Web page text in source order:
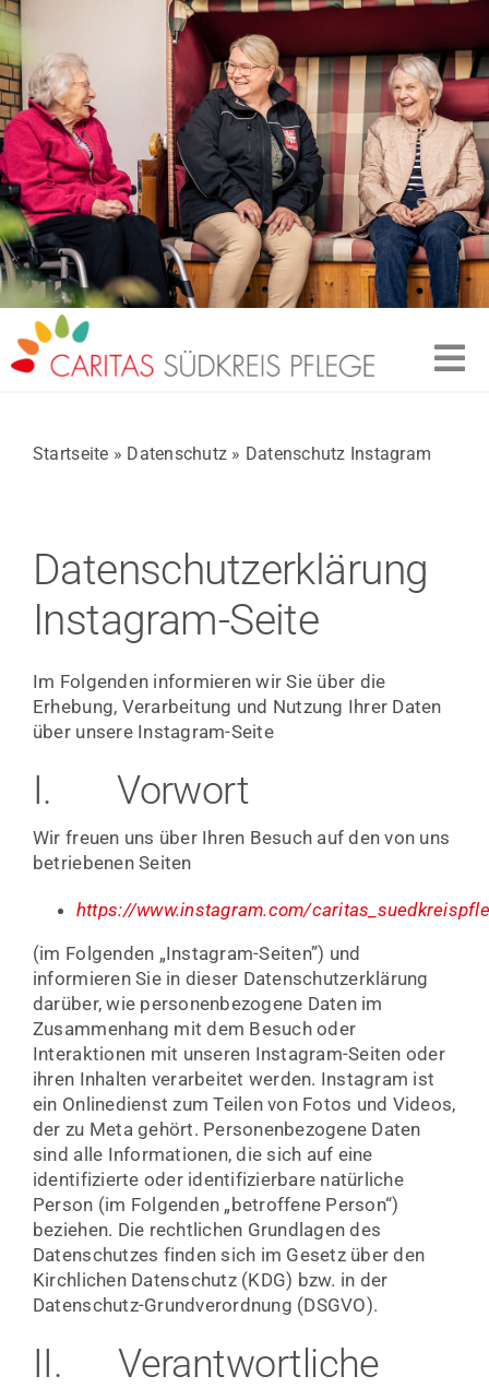
Zum
Inhalt
springen
EINRICHTUNGEN
JOBS
Startseite » Datenschutz » Datenschutz Instagram
Datenschutzerklärung
Instagram-Seite
Im Folgenden informieren wir Sie über die
Erhebung, Verarbeitung und Nutzung Ihrer Daten
über unsere Instagram-Seite
I. Vorwort
Wir freuen uns über Ihren Besuch auf den von uns
betriebenen Seiten
https://www.instagram.com/
(im Folgenden „Instagram-Seiten”) und
informieren Sie in dieser Datenschutzerklärung
darüber, wie personenbezogene Daten im
Zusammenhang mit dem Besuch oder
Interaktionen mit unseren Instagram-Seiten oder
ihren Inhalten verarbeitet werden. Instagram ist
ein Onlinedienst zum Teilen von Fotos und Videos,
der zu Meta gehört. Personenbezogene Daten
sind alle Informationen, die sich auf eine
identifizierte oder identifizierbare natürliche
Person (im Folgenden „betroffene Person“)
beziehen. Die rechtlichen Grundlagen des
Datenschutzes finden sich im Gesetz über den
Kirchlichen Datenschutz (KDG) bzw. in der
Datenschutz-Grundverordnung (DSGVO).
II. Verantwortliche